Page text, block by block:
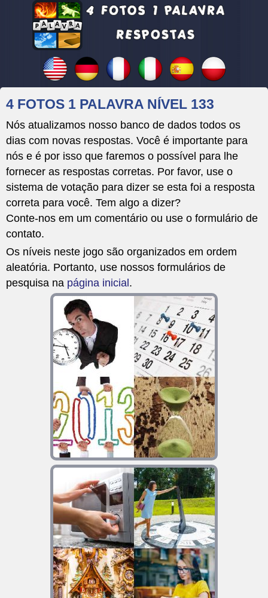
4 FOTOS 1 PALAVRA NÍVEL 133
Nós atualizamos nosso banco de dados todos os
dias com novas respostas. Você é importante para
nós e é por isso que faremos o possível para lhe
fornecer as respostas corretas. Por favor, use o
sistema de votação para dizer se esta foi a resposta
correta para você. Tem algo a dizer?
Conte-nos em um comentário ou use o formulário de
contato.
Os níveis neste jogo são organizados em ordem
aleatória. Portanto, use nossos formulários de
pesquisa na página inicial.